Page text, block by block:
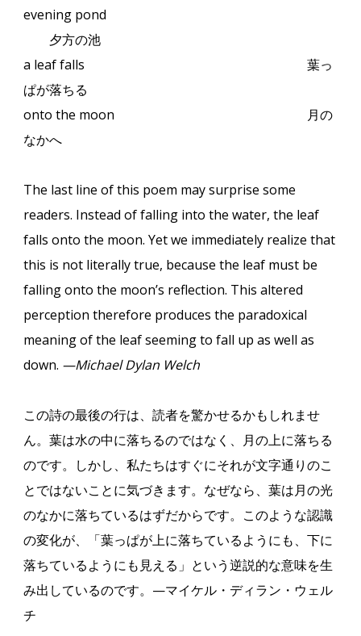
evening pond
夕方の池
a leaf falls
葉っ
ぱが落ちる
onto the moon
月の
なかへ
The last line of this poem may surprise some
readers. Instead of falling into the water, the leaf
falls onto the moon. Yet we immediately realize that
this is not literally true, because the leaf must be
falling onto the moon’s reflection. This altered
perception therefore produces the paradoxical
meaning of the leaf seeming to fall up as well as
down. —Michael Dylan Welch
この詩の最後の行は、読者を驚かせるかもしれませ
ん。葉は水の中に落ちるのではなく、月の上に落ちる
のです。しかし、私たちはすぐにそれが文字通りのこ
とではないことに気づきます。なぜなら、葉は月の光
のなかに落ちているはずだからです。このような認識
の変化が、「葉っぱが上に落ちているようにも、下に
落ちているようにも見える」という逆説的な意味を生
み出しているのです。 —マイケル・ディラン・ウェル
チ